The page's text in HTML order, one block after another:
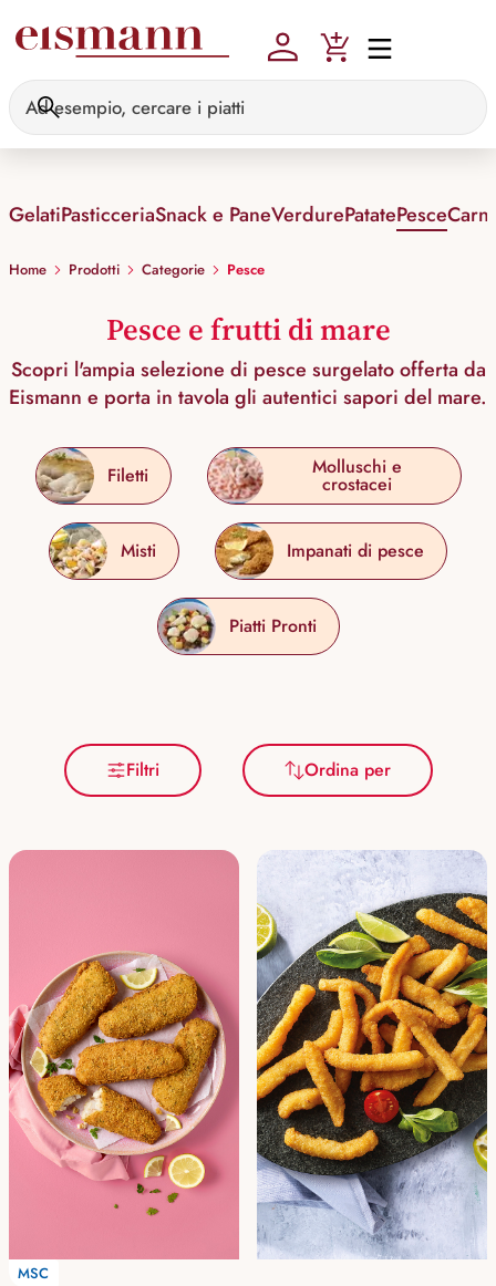
GelatiPasticceriaSnack e PaneVerdurePatatePesce
Home Prodotti Categorie Pesce
Pesce e frutti di mare
Scopri l'ampia selezione di pesce surgelato offerta da
Eismann e porta in tavola gli autentici sapori del mare.
Filetti Molluschi e
crostacei
Misti Impanati di pesce
Piatti Pronti
Filtri Ordina per
MSC